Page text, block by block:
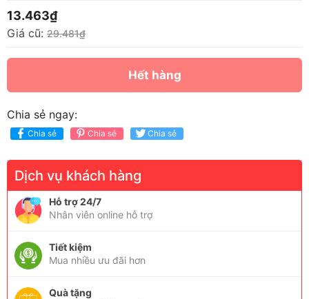
13.463₫
Giá cũ: 29.481₫
Hết hàng
Chia sẻ ngay:
Chia sẻ Chia sẻ Chia sẻ
Dịch vụ khách hàng
Hỗ trợ 24/7
Nhân viên online hỗ trợ
Tiết kiệm
Mua nhiều ưu đãi hơn
Quà tặng